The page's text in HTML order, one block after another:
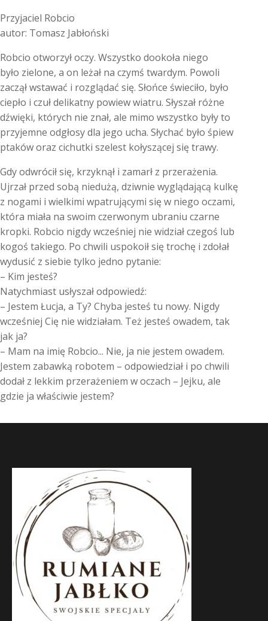
Przyjaciel Robcio
autor: Tomasz Jabłoński
Robcio otworzył oczy. Wszystko dookoła niego
było zielone, a on leżał na czymś twardym. Powoli
zaczął wstawać i rozglądać się. Słońce świeciło, było
ciepło i czuł delikatny powiew wiatru. Słyszał różne
dźwięki, których nie znał, ale mimo wszystko były to
przyjemne odgłosy dla jego ucha. Słychać było śpiew
ptaków oraz cichutki szelest kołyszącej się trawy.
Gdy odwrócił się, krzyknął i zamarł z przerażenia.
Ujrzał przed sobą niedużą, dziwnie wyglądającą kulkę
z nogami i wielkimi wpatrującymi się w niego oczami,
która miała na swoim czerwonym ubraniu czarne
kropki. Robcio nigdy wcześniej nie widział czegoś lub
kogoś takiego. Po chwili uspokoił się trochę i zdołał
wydusić z siebie tylko jedno pytanie:
– Kim jesteś?
Natychmiast usłyszał odpowiedź:
– Jestem Łucja, a Ty? Chyba jesteś tu nowy. Nigdy
wcześniej Cię nie widziałam. Też jesteś owadem, tak
jak ja?
– Mam na imię Robcio... Nie, ja nie jestem owadem.
Jestem zabawką robotem – odpowiedział i po chwili
dodał z lekkim przerażeniem w oczach – Jejku, ale
gdzie ja właściwie jestem?